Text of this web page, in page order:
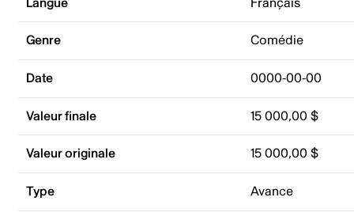
Genre Comédie
Date 0000-00-00
Valeur finale 15 000,00 $
Valeur originale 15 000,00 $
Type Avance